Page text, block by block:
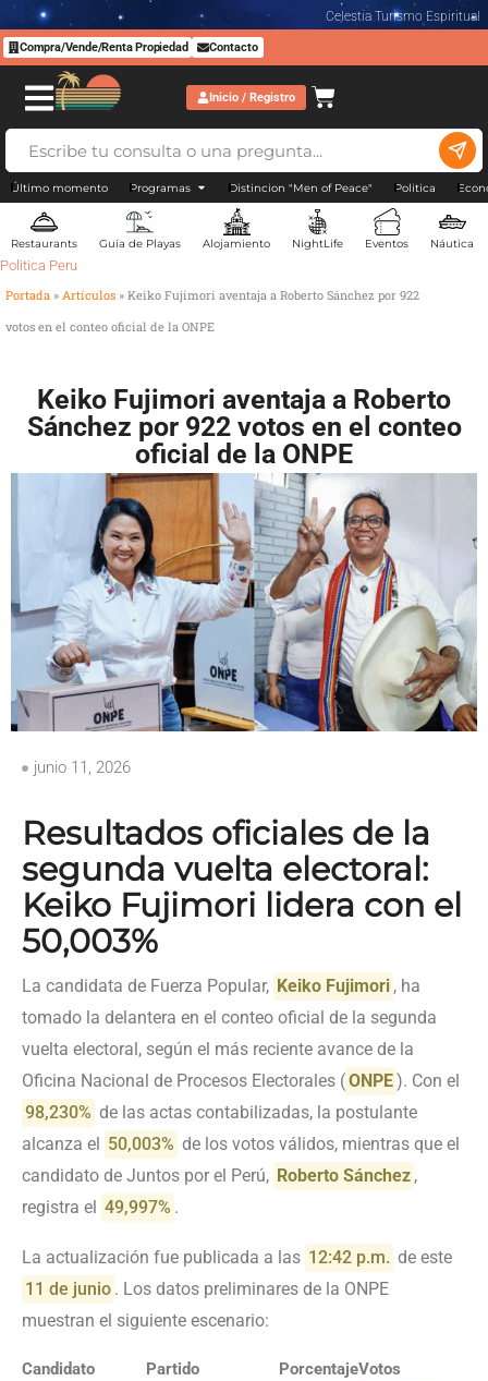
Celestia Turismo Espiritual
Compra/Vende/Renta Propiedad Contacto
Inicio / Registro
Último momento Programas Distincion "Men of Peace" Politica
Restaurants Guía de Playas Alojamiento NightLife Eventos Náutica
Politica Peru
Portada » Artículos » Keiko Fujimori aventaja a Roberto Sánchez por 922
votos en el conteo oficial de la ONPE
Keiko Fujimori aventaja a Roberto
Sánchez por 922 votos en el conteo
oficial de la ONPE
junio 11, 2026
Resultados oficiales de la
segunda vuelta electoral:
Keiko Fujimori lidera con el
50,003%
La candidata de Fuerza Popular, Keiko Fujimori , ha
tomado la delantera en el conteo oficial de la segunda
vuelta electoral, según el más reciente avance de la
Oficina Nacional de Procesos Electorales (ONPE). Con el
98,230% de las actas contabilizadas, la postulante
alcanza el
50,003% de los votos válidos, mientras que el
candidato de Juntos por el Perú, Roberto Sánchez ,
registra el 49,997% .
La actualización fue publicada a las 12:42 p.m. de este
11 de junio . Los datos preliminares de la ONPE
muestran el siguiente escenario:
Candidato Partido PorcentajeVotos